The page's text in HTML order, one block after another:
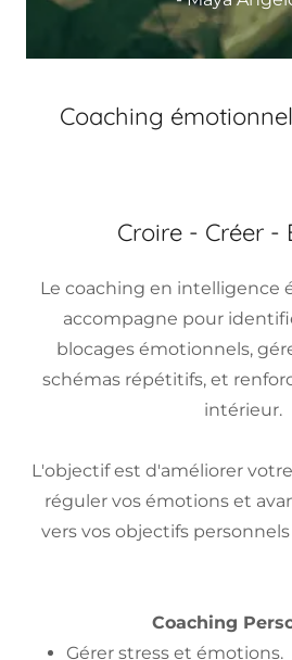
Coaching
Croire - Créer -
Le coaching en intelligence
accompagne pour
blocages émotionnels,
schémas répétitifs, et
intérieur.
L'objectif est d'améliorer
réguler vos émotions et
vers vos objectifs
Coaching
Gérer stress et émotions.